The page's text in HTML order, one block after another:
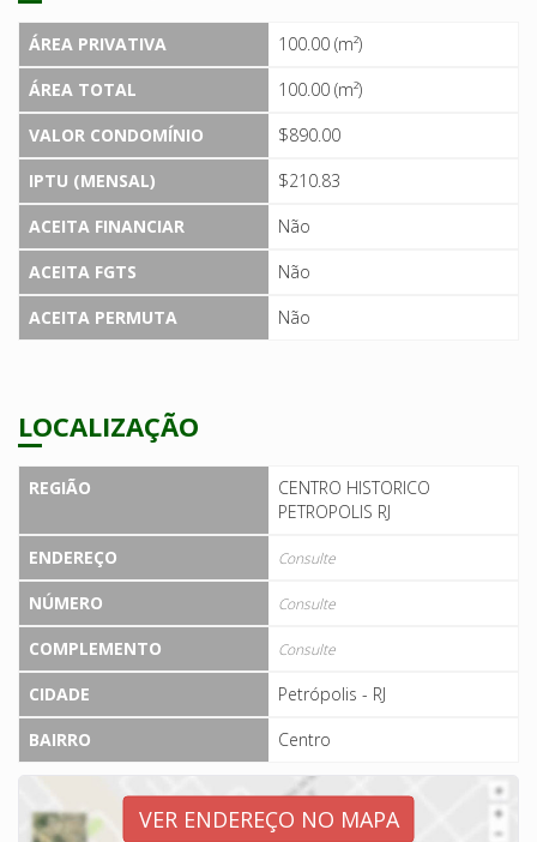
ÁREA PRIVATIVA
100.00 (m²)
ÁREA TOTAL
100.00 (m²)
VALOR CONDOMÍNIO
$890.00
IPTU (MENSAL)
$210.83
ACEITA FINANCIAR
Não
ACEITA FGTS
Não
ACEITA PERMUTA
Não
LOCALIZAÇÃO
REGIÃO
CENTRO HISTORICO
PETROPOLIS RJ
ENDEREÇO
Consulte
NÚMERO Consulte
COMPLEMENTO Consulte
CIDADE
Petrópolis - RJ
BAIRRO
Centro
VER ENDEREÇO NO MAPA